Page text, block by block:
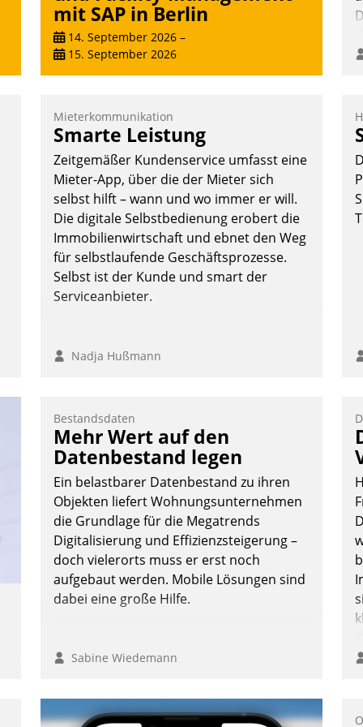
mit SAP in Berlin
14. September 2026 –
15. September 2026
Mieterkommunikation
Smarte Leistung
Zeitgemäßer Kundenservice umfasst eine
Mieter-App, über die der Mieter sich
selbst hilft – wann und wo immer er will.
Die digitale Selbstbedienung erobert die
Immobilienwirtschaft und ebnet den Weg
für selbstlaufende Geschäftsprozesse.
Selbst ist der Kunde und smart der
Serviceanbieter.
Nadja Hußmann
Bestandsdaten
Mehr Wert auf den
Datenbestand legen
Ein belastbarer Datenbestand zu ihren
Objekten liefert Wohnungsunternehmen
die Grundlage für die Megatrends
Digitalisierung und Effizienzsteigerung –
doch vielerorts muss er erst noch
aufgebaut werden. Mobile Lösungen sind
dabei eine große Hilfe.
Sabine Wiedemann